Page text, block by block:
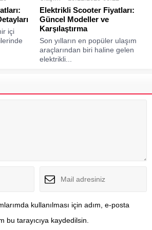
içi
Elektrikli Scooter Fiyatları:
Güncel Modeller ve
Karşılaştırma
Son yılların en popüler ulaşım
araçlarından biri haline gelen
elektrikli...
kullanılması için adım, e-posta
bu tarayıcıya kaydedilsin.